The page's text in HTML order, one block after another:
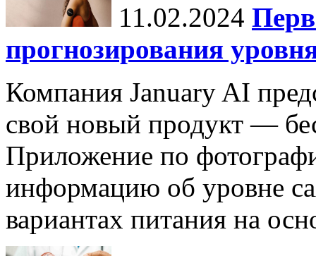
11.02.2024
прогнозирования
Компания January AI
свой новый продукт —
Приложение по
информацию об уровне
вариантах питания на